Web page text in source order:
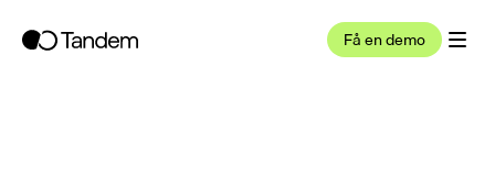
Få en demo